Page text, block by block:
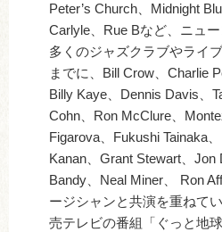
Peter’s Church、Midnight
Carlyle、Rue Bなど、ニュ
多くのジャズクラブやライ
までに、Bill Crow、Charlie
Billy Kaye、Dennis Davis、
Cohn、Ron McClure、
Figarova、Fukushi Tainaka
Kanan、Grant Stewart、Jon
Bandy、Neal Miner、 Ron
ージシャンと共演を重ねて
売テレビの番組「ぐっと地